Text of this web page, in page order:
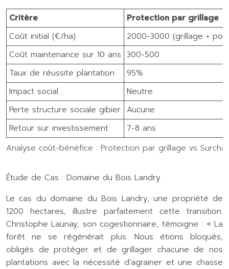
Analyse coût-bénéfice : Protection par grillage vs
Critère
Protection par grillage
Coût initial (€/ha)
2000-3000 (grillage +
Coût maintenance sur 10 ans 300-500
Taux de réussite plantation
95%
Impact social
Neutre
Perte structure sociale gibier Aucune
Retour sur investissement
7-8 ans
Étude de Cas : Domaine du Bois Landry
Le cas du domaine du Bois Landry, une propriété de
1200 hectares, illustre parfaitement cette transition.
Christophe Launay, son cogestionnaire, témoigne : « La
forêt ne se régénérait plus. Nous étions bloqués,
obligés de protéger et de grillager chacune de nos
plantations avec la nécessité d’agrainer et une chasse